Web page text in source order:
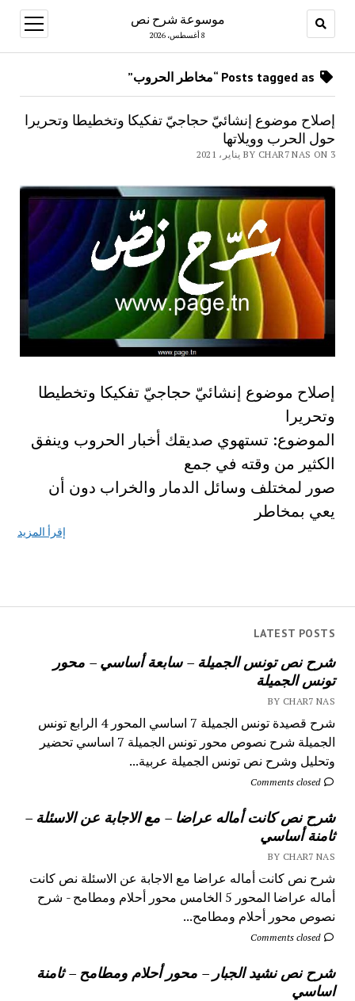
موسوعة شرح نص
8 أغسطس، 2026
open
menu
LATEST POSTS
شرح نص تونس الجميلة – سابعة أساسي – محور
تونس الجميلة
BY CHAR7 NAS
شرح قصيدة تونس الجميلة 7 اساسي المحور 4 الرابع تونس
الجميلة شرح نصوص محور تونس الجميلة 7 اساسي تحضير
وتحليل وشرح نص تونس الجميلة عربية...
Comments closed
شرح نص كانت أماله عراضا – مع الاجابة عن الاسئلة –
ثامنة أساسي
BY CHAR7 NAS
شرح نص كانت أماله عراضا مع الاجابة عن الاسئلة نص كانت
أماله عراضا المحور 5 الخامس محور أحلام ومطامح - شرح
نصوص محور أحلام ومطامح...
Comments closed
شرح نص نشيد الجبار – محور أحلام ومطامح – ثامنة
اساسي
إصلاح موضوع إنشائيّ حجاجيّ تفكيكا وتخطيطا وتحريرا
حول الحرب وويلاتها
BY CHAR7 NAS ON 3 يناير، 2021
إصلاح موضوع إنشائيّ حجاجيّ تفكيكا وتخطيطا
وتحريرا
الموضوع: تستهوي صديقك أخبار الحروب وينفق
الكثير من وقته في جمع
صور لمختلف وسائل الدمار والخراب دون أن
يعي بمخاطر
إقرأ المزيد